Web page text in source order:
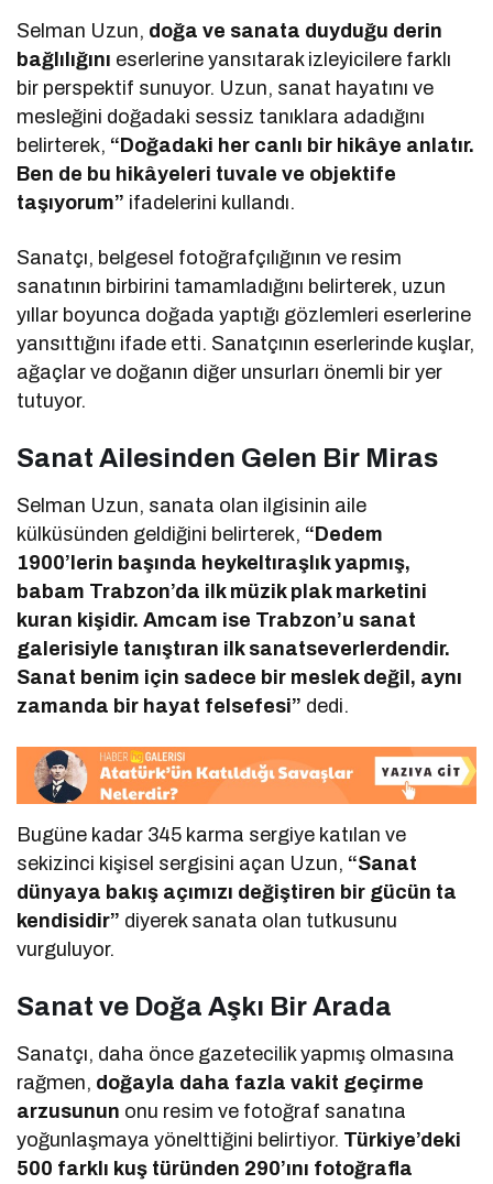
Selman Uzun, doğa ve sanata duyduğu derin
bağlılığını eserlerine yansıtarak izleyicilere farklı
bir perspektif sunuyor. Uzun, sanat hayatını ve
mesleğini doğadaki sessiz tanıklara adadığını
belirterek, “Doğadaki her canlı bir hikâye anlatır.
Ben de bu hikâyeleri tuvale ve objektife
taşıyorum” ifadelerini kullandı.
Sanatçı, belgesel fotoğrafçılığının ve resim
sanatının birbirini tamamladığını belirterek, uzun
yıllar boyunca doğada yaptığı gözlemleri eserlerine
yansıttığını ifade etti. Sanatçının eserlerinde kuşlar,
ağaçlar ve doğanın diğer unsurları önemli bir yer
tutuyor.
Sanat Ailesinden Gelen Bir Miras
Selman Uzun, sanata olan ilgisinin aile
külküsünden geldiğini belirterek, “Dedem
1900’lerin başında heykeltıraşlık yapmış,
babam Trabzon’da ilk müzik plak marketini
kuran kişidir. Amcam ise Trabzon’u sanat
galerisiyle tanıştıran ilk sanatseverlerdendir.
Sanat benim için sadece bir meslek değil, aynı
zamanda bir hayat felsefesi” dedi.
Bugüne kadar 345 karma sergiye katılan ve
sekizinci kişisel sergisini açan Uzun, “Sanat
dünyaya bakış açımızı değiştiren bir gücün ta
kendisidir” diyerek sanata olan tutkusunu
vurguluyor.
Sanat ve Doğa Aşkı Bir Arada
Sanatçı, daha önce gazetecilik yapmış olmasına
rağmen, doğayla daha fazla vakit geçirme
arzusunun onu resim ve fotoğraf sanatına
yoğunlaşmaya yönelttiğini belirtiyor. Türkiye’deki
500 farklı kuş türünden 290’ını fotoğrafla